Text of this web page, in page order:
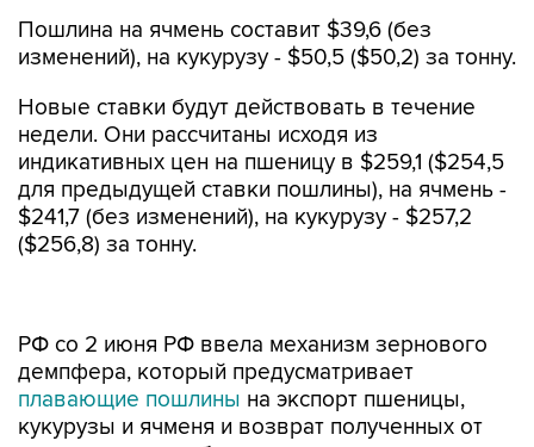
Пошлина на ячмень составит $39,6 (без
изменений), на кукурузу - $50,5 ($50,2) за тонну.
Новые ставки будут действовать в течение
недели. Они рассчитаны исходя из
индикативных цен на пшеницу в $259,1 ($254,5
для предыдущей ставки пошлины), на ячмень -
$241,7 (без изменений), на кукурузу - $257,2
($256,8) за тонну.
плавающие пошлинына экспорт пшеницы,
кукурузы и ячменя и возврат полученных от
них средств на субсидирование
сельхозпроизводителей.